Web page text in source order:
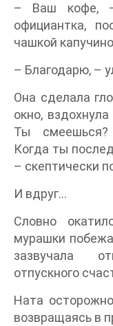
– Ваш кофе, –
официантка,
чашкой
– Благодарю, –
Она сделала
окно,
Ты
Когда ты
– скептически
И вдруг…
Словно
мурашки
зазвучала
отпускного
Ната
возвращаясь в